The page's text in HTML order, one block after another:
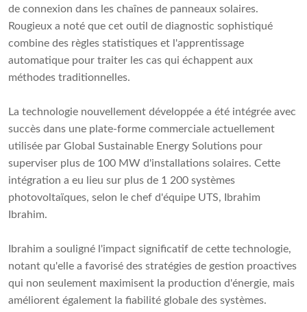
de connexion dans les chaînes de panneaux solaires.
Rougieux a noté que cet outil de diagnostic sophistiqué
combine des règles statistiques et l'apprentissage
automatique pour traiter les cas qui échappent aux
méthodes traditionnelles.
La technologie nouvellement développée a été intégrée avec
succès dans une plate-forme commerciale actuellement
utilisée par Global Sustainable Energy Solutions pour
superviser plus de 100 MW d'installations solaires. Cette
intégration a eu lieu sur plus de 1 200 systèmes
photovoltaïques, selon le chef d'équipe UTS, Ibrahim
Ibrahim.
Ibrahim a souligné l'impact significatif de cette technologie,
notant qu'elle a favorisé des stratégies de gestion proactives
qui non seulement maximisent la production d'énergie, mais
améliorent également la fiabilité globale des systèmes.